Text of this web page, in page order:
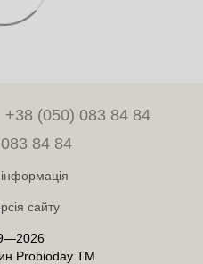
+38 (050) 083 84 84
84 84
сайту
Probioday TM